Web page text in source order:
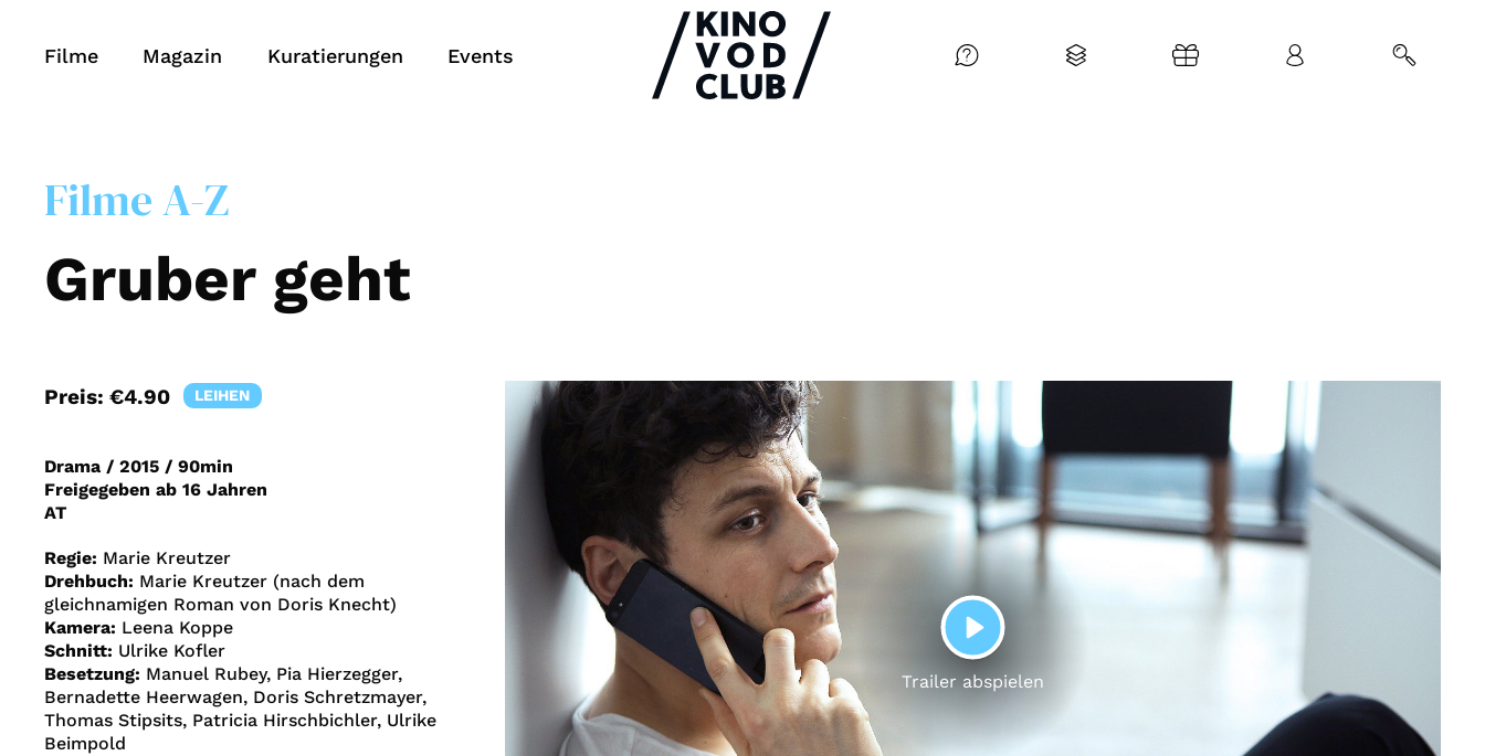
So geht’s
Filmpakete
Gutscheine
& Filmpässe
Account
Suche
Filme Magazin Kuratierungen Events
Filme A-Z
Gruber geht
Preis: €4.90 LEIHEN
PLAY
Trailer abspielen
Drama / 2015 / 90min
Freigegeben ab 16 Jahren
AT
Regie: Marie Kreutzer
Drehbuch: Marie Kreutzer (nach dem
gleichnamigen Roman von Doris Knecht)
Kamera: Leena Koppe
Schnitt: Ulrike Kofler
Besetzung: Manuel Rubey, Pia Hierzegger,
Bernadette Heerwagen, Doris Schretzmayer,
Thomas Stipsits, Patricia Hirschbichler, Ulrike
Beimpold